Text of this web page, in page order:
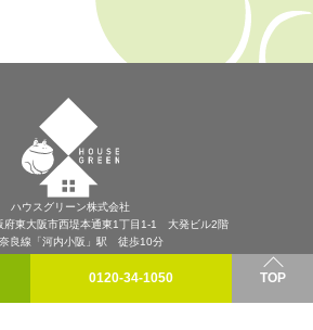
0120-34-1050 TOP
ハウスグリーン株式会社
東大阪市西堤本通東1丁目1-1 大発ビル2階
良線「河内小阪」駅 徒歩10分